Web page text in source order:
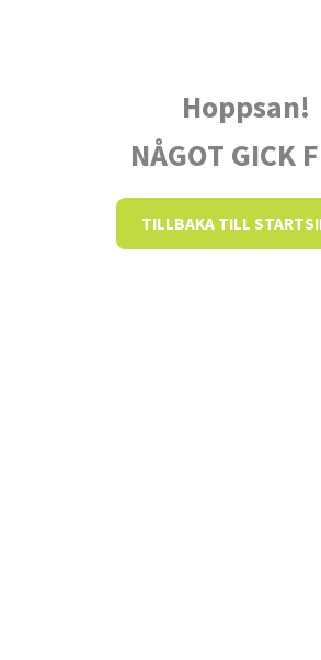
Hoppsan!
NÅGOT GICK
TILLBAKA TILL